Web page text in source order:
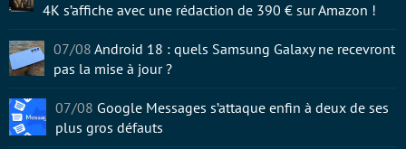
4K s’affiche avec une rédaction de 390 € sur Amazon !
07/08 Android 18 : quels Samsung Galaxy ne recevront
pas la mise à jour ?
07/08 Google Messages s’attaque enfin à deux de ses
plus gros défauts